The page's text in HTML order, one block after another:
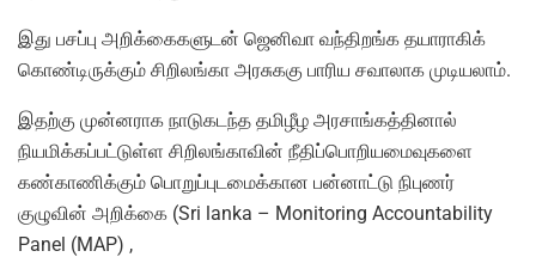
இது பசப்பு அறிக்கைகளுடன் ஜெனிவா வந்திறங்க தயாராகிக்
கொண்டிருக்கும் சிறிலங்கா அரசுககு பாரிய சவாலாக முடியலாம்.
இதற்கு முன்னராக நாடுகடந்த தமிழீழ அரசாங்கத்தினால்
நியமிக்கப்பட்டுள்ள சிறிலங்காவின் நீதிப்பொறியமைவுகளை
கண்காணிக்கும் பொறுப்புடமைக்கான பன்னாட்டு நிபுணர்
குழுவின் அறிக்கை (Sri lanka – Monitoring Accountability
Panel (MAP) ,